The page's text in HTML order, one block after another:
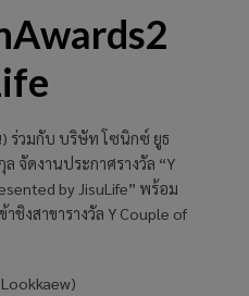
ร่วมกับ บริษัท โซนิกซ์ ยูธ
จัดงานประกาศรางวัล “Y
by JisuLife” พร้อม
ชิงสาขารางวัล Y Couple of